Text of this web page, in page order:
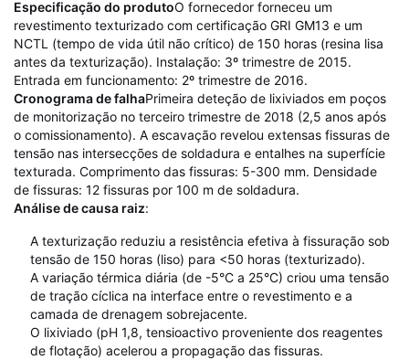
Especificação do produtoO fornecedor forneceu um
revestimento texturizado com certificação GRI GM13 e um
NCTL (tempo de vida útil não crítico) de 150 horas (resina lisa
antes da texturização). Instalação: 3º trimestre de 2015.
Entrada em funcionamento: 2º trimestre de 2016.
Cronograma de falhaPrimeira deteção de lixiviados em poços
de monitorização no terceiro trimestre de 2018 (2,5 anos após
o comissionamento). A escavação revelou extensas fissuras de
tensão nas intersecções de soldadura e entalhes na superfície
texturada. Comprimento das fissuras: 5-300 mm. Densidade
de fissuras: 12 fissuras por 100 m de soldadura.
Análise de causa raiz:
A texturização reduziu a resistência efetiva à fissuração sob
tensão de 150 horas (liso) para <50 horas (texturizado).
A variação térmica diária (de -5°C a 25°C) criou uma tensão
de tração cíclica na interface entre o revestimento e a
camada de drenagem sobrejacente.
O lixiviado (pH 1,8, tensioactivo proveniente dos reagentes
de flotação) acelerou a propagação das fissuras.